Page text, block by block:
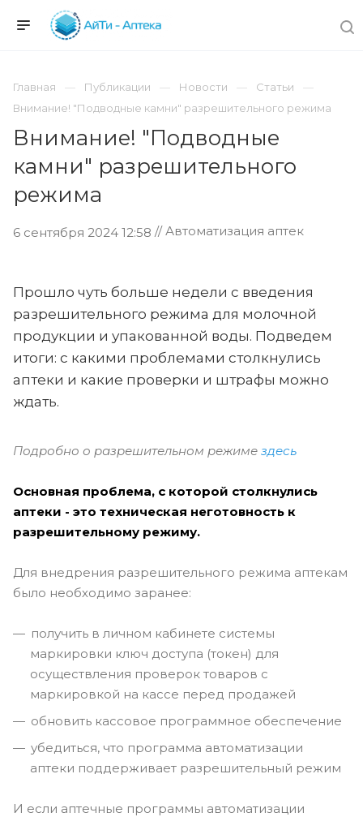
Главная Публикации Новости
Статьи
Внимание! "Подводные камни" разрешительного режима
Внимание! "Подводные
камни" разрешительного
режима
6 сентября 2024 12:58 // Автоматизация аптек
Прошло чуть больше недели с введения
разрешительного режима для молочной
продукции и упакованной воды. Подведем
итоги: с какими проблемами столкнулись
аптеки и какие проверки и штрафы можно
ждать.
Подробно о разрешительном режиме здесь
Основная проблема, с которой столкнулись
аптеки - это техническая неготовность к
разрешительному режиму.
Для внедрения разрешительного режима аптекам
было необходимо заранее:
получить в личном кабинете системы
маркировки ключ доступа (токен) для
осуществления проверок товаров с
маркировкой на кассе перед продажей
обновить кассовое программное обеспечение
убедиться, что программа автоматизации
аптеки поддерживает разрешительный режим
И если аптечные программы автоматизации